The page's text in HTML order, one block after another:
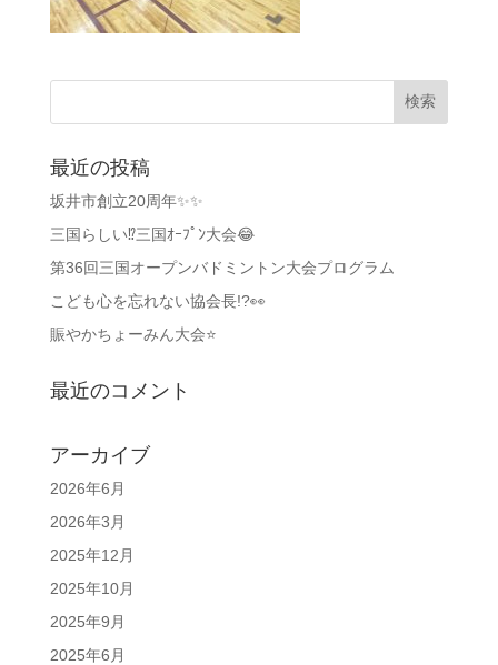
最近の投稿
坂井市創立20周年✨✨
三国らしい⁉️三国ｵｰﾌﾟﾝ大会😂
第36回三国オープンバドミントン大会プログラム
こども心を忘れない協会長!?👀
賑やかちょーみん大会⭐
最近のコメント
アーカイブ
2026年6月
2026年3月
2025年12月
2025年10月
2025年9月
2025年6月